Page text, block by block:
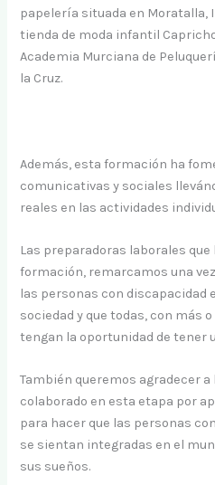
papelería situada en Moratalla,
tienda de moda infantil
Academia Murciana de
la Cruz.
Además, esta formación ha
comunicativas y sociales
reales en las actividades
Las preparadoras laborales que
formación, remarcamos una
las personas con discapacidad
sociedad y que todas, con más
tengan la oportunidad de tener
También queremos agradecer
colaborado en esta etapa por
para hacer que las personas
se sientan integradas en el
sus sueños.